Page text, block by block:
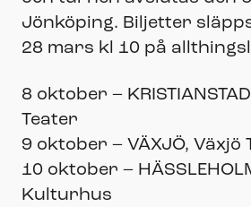
Jönköping. Biljetter
28 mars kl 10 på
8 oktober –
Teater
9 oktober – VÄXJÖ, Växjö
10 oktober –
Kulturhus